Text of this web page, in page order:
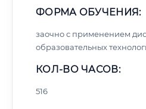
ФОРМА ОБУЧЕНИЯ:
заочно с применением
образовательных
КОЛ-ВО ЧАСОВ:
516